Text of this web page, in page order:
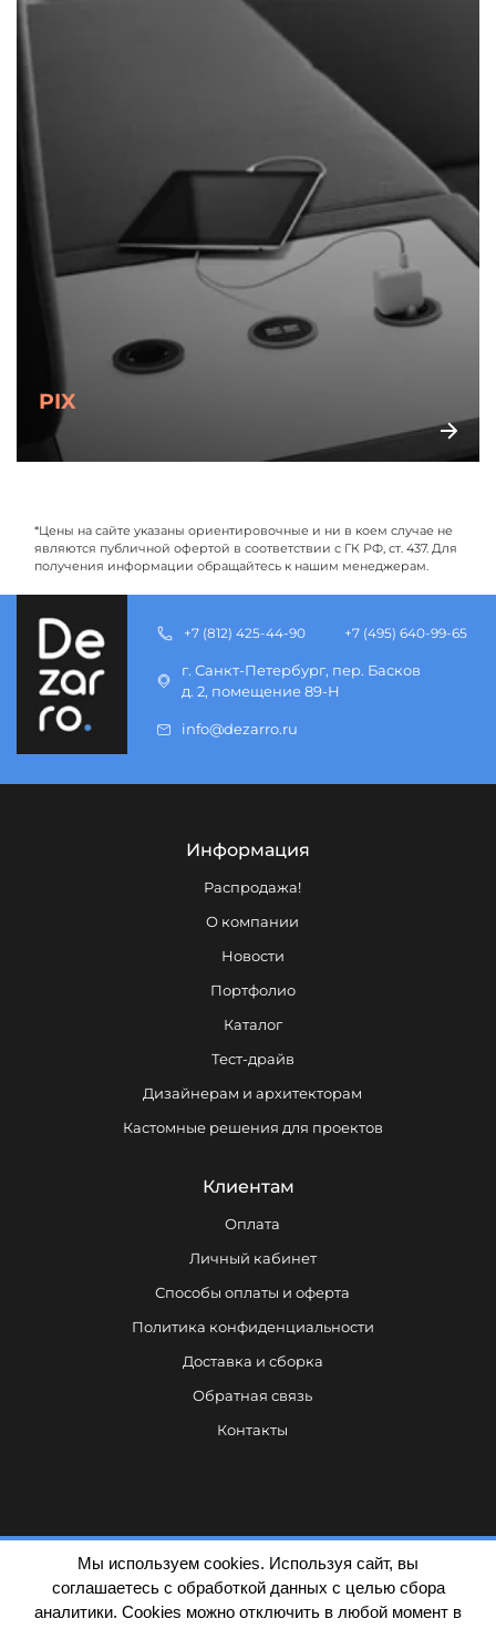
PIX
*Цены на сайте указаны ориентировочные и ни в коем случае не
являются публичной офертой в соответствии с ГК РФ, ст. 437. Для
получения информации обращайтесь к нашим менеджерам.
Информация
Распродажа!
О компании
Новости
Портфолио
Каталог
Тест-драйв
Дизайнерам и архитекторам
Кастомные решения для проектов
Клиентам
Оплата
Личный кабинет
Способы оплаты и оферта
Политика конфиденциальности
Доставка и сборка
Обратная связь
Контакты
Политика конфиденциальности
+7 (812) 425-44-90 +7 (495) 640-99-65
г. Санкт-Петербург, пер. Басков
д. 2, помещение 89-Н
info@dezarro.ru
Мы используем cookies. Используя сайт, вы
соглашаетесь с обработкой данных с целью сбора
аналитики. Cookies можно отключить в любой момент в